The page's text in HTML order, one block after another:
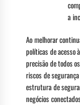
a
Ao melhorar
políticas de acesso
precisão de todos
riscos de
estrutura de
negócios